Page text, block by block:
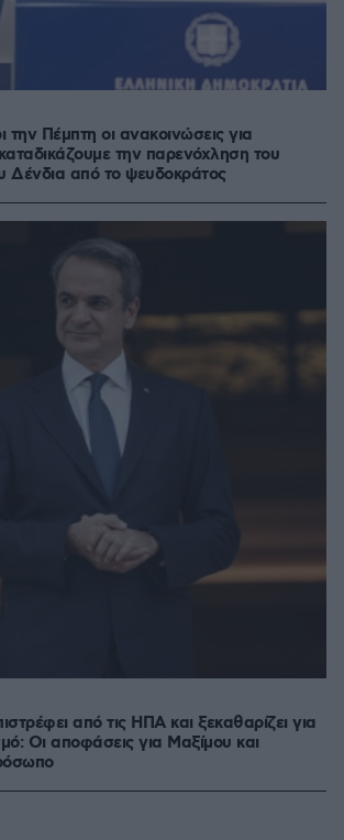
Πέμπτη οι ανακοινώσεις για
την παρενόχληση του
Δένδια από το ψευδοκράτος
από τις ΗΠΑ και ξεκαθαρίζει για
Οι αποφάσεις για Μαξίμου και